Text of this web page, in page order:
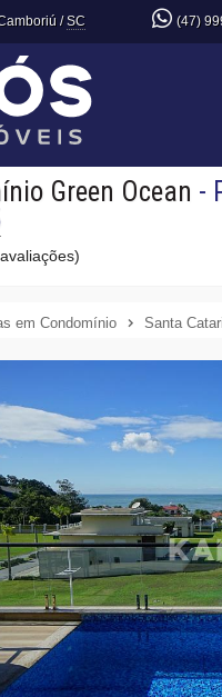
/SC (47)
Green Ocean -
avaliações)
em Condomínio Santa